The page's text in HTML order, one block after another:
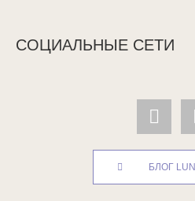
СОЦИАЛЬНЫЕ СЕТИ
БЛОГ